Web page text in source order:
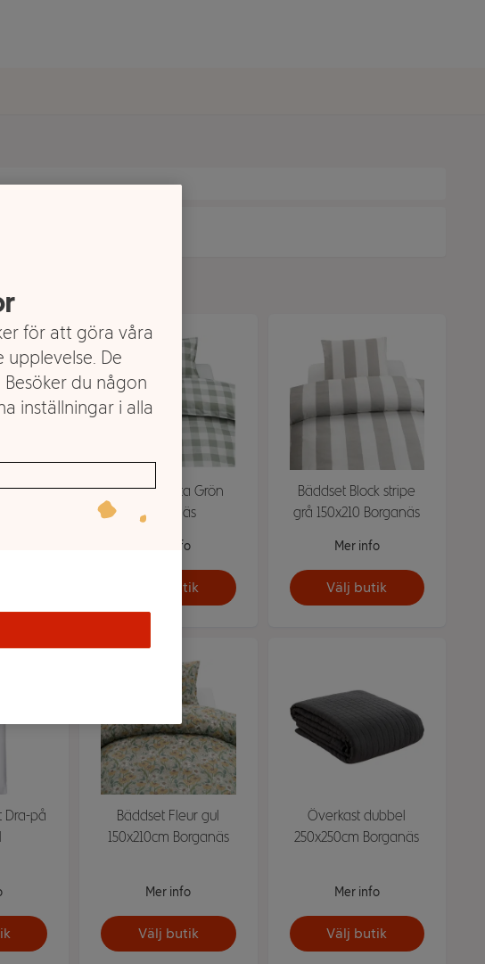
Bäddset Ruta Grön
Borganäs
Mer info
Välj butik
Bäddset Block stripe
grå 150x210 Borganäs
Mer info
Välj butik
Dra-på
Bäddset Fleur gul
150x210cm Borganäs
Mer info
Välj butik
Överkast dubbel
250x250cm Borganäs
Mer info
Välj butik
för att göra våra
De
du någon
inställningar i alla